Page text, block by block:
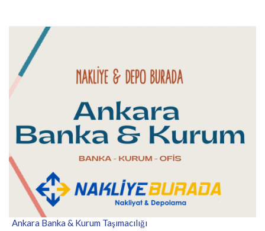
Ankara Banka & Kurum Taşımacılığı